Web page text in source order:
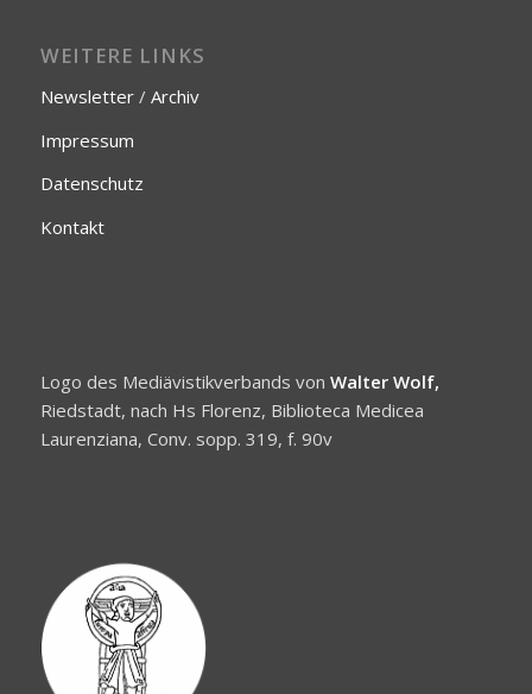
WEITERE LINKS
Newsletter/ Archiv
Impressum
Datenschutz
Kontakt
Logo des Mediävistikverbands von Walter Wolf,
Riedstadt, nach Hs Florenz, Biblioteca Medicea
Laurenziana, Conv. sopp. 319, f. 90v